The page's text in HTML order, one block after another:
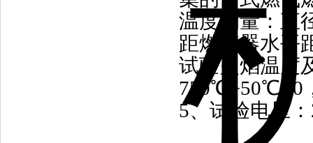
温度测量：直
距燃烧器水平
试验火焰温度
750℃ +50℃/-0
5、试验电压：